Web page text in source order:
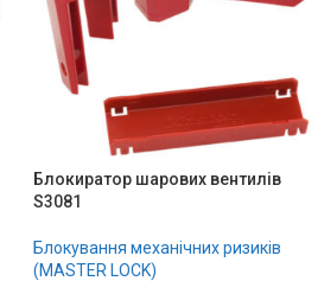
Блокиратор шарових вентилів
S3081
Блокування механічних ризиків
(MASTER LOCK)